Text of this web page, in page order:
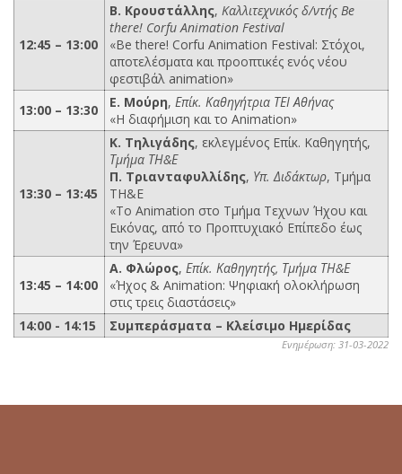
12:45 – 13:00
B. Κρουστάλλης, Kαλλιτεχνικός δ/ντής Be
there! Corfu Animation Festival
«Be there! Corfu Animation Festival: Στόχοι,
αποτελέσματα και προοπτικές ενός νέου
φεστιβάλ animation»
13:00 – 13:30
E. Μούρη, Επίκ. Καθηγήτρια ΤΕΙ Αθήνας
«Η διαφήμιση και το Animation»
13:30 – 13:45
Κ. Τηλιγάδης, εκλεγμένος Επίκ. Καθηγητής,
Τμήμα ΤΗ&Ε
Π. Τριανταφυλλίδης, Υπ. Διδάκτωρ, Τμήμα
ΤΗ&Ε
«Το Animation στο Τμήμα Τεχνων Ήχου και
Εικόνας, από το Προπτυχιακό Επίπεδο έως
την Έρευνα»
13:45 – 14:00
Α. Φλώρος, Επίκ. Καθηγητής, Τμήμα ΤΗ&Ε
«Ήχος & Animation: Ψηφιακή ολοκλήρωση
στις τρεις διαστάσεις»
14:00 - 14:15
Συμπεράσματα – Κλείσιμο Ημερίδας
Ενημέρωση: 31-03-2022